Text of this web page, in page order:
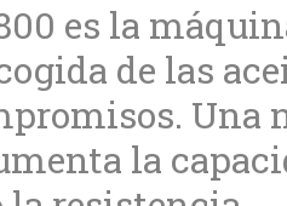
es la
de las
Una
la